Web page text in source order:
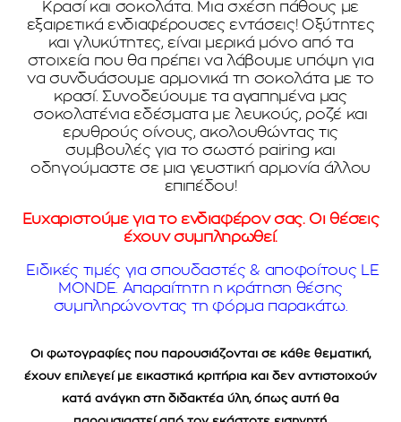
Κρασί και σοκολάτα. Μια σχέση πάθους με
εξαιρετικά ενδιαφέρουσες εντάσεις! Οξύτητες
και γλυκύτητες, είναι μερικά μόνο από τα
στοιχεία που θα πρέπει να λάβουμε υπόψη για
να συνδυάσουμε αρμονικά τη σοκολάτα με το
κρασί. Συνοδεύουμε τα αγαπημένα μας
σοκολατένια εδέσματα με λευκούς, ροζέ και
ερυθρούς οίνους, ακολουθώντας τις
συμβουλές για το σωστό pairing και
οδηγούμαστε σε μια γευστική αρμονία άλλου
επιπέδου!
Ευχαριστούμε για το ενδιαφέρον σας. Οι θέσεις
έχουν συμπληρωθεί.
Ειδικές τιμές για σπουδαστές & αποφοίτους LE
MONDE. Απαραίτητη η κράτηση θέσης
συμπληρώνοντας τη φόρμα παρακάτω.
Οι φωτογραφίες που παρουσιάζονται σε κάθε θεματική,
έχουν επιλεγεί με εικαστικά κριτήρια και δεν αντιστοιχούν
κατά ανάγκη στη διδακτέα ύλη, όπως αυτή θα